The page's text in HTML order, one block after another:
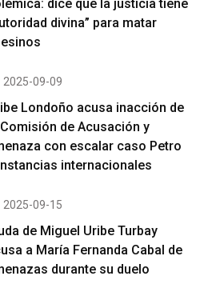
dice que la justicia tiene
divina” para matar
2025-09-09
Londoño acusa inacción de
de Acusación y
con escalar caso Petro
internacionales
2025-09-15
de Miguel Uribe Turbay
a María Fernanda Cabal de
durante su duelo